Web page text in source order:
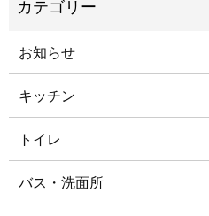
お知らせ
キッチン
トイレ
バス・洗面所